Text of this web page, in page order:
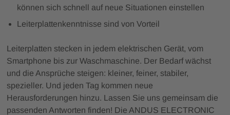
können sich schnell auf neue Situationen einstellen
Leiterplattenkenntnisse sind von Vorteil
Leiterplatten stecken in jedem elektrischen Gerät, vom
Smartphone bis zur Waschmaschine. Der Bedarf wächst
und die Ansprüche steigen: kleiner, feiner, stabiler,
spezieller. Und jeden Tag kommen neue
Herausforderungen hinzu. Lassen Sie uns gemeinsam die
passenden Antworten finden! Die ANDUS ELECTRONIC